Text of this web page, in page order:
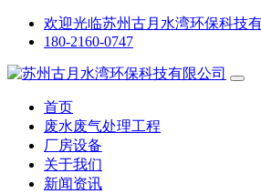
欢迎光临苏州古月水湾环保科技
180-2160-0747
首页
废水废气处理工程
厂房设备
关于我们
新闻资讯